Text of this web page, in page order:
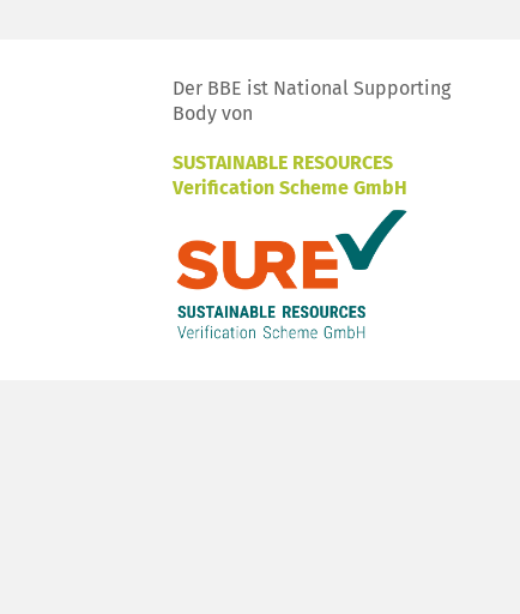
Der BBE ist National Supporting
Body von
SUSTAINABLE RESOURCES
Verification Scheme GmbH